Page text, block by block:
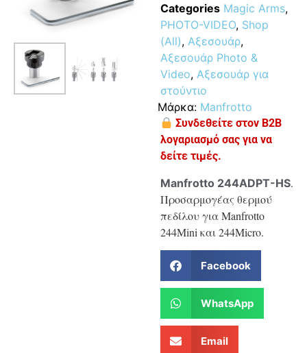
Categories Magic Arms,
PHOTO-VIDEO, Shop
(All), Αξεσουάρ,
Αξεσουάρ Photo &
Video, Αξεσουάρ για
στούντιο
Μάρκα: Manfrotto
Συνδεθείτε στον B2B
λογαριασμό σας για να
δείτε τιμές.
Manfrotto 244ADPT-HS.
Προσαρμογέας θερμού
πεδίλου για Manfrotto
244Mini και 244Micro.
Facebook
WhatsApp
Email